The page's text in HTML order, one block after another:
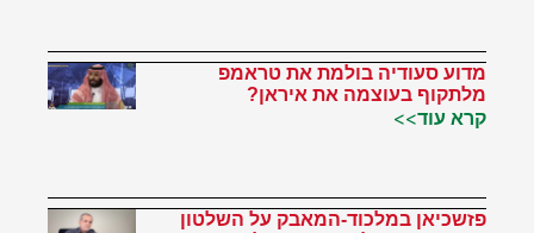
מדוע סעודיה בולמת את טראמפ
מלתקוף בעוצמה את איראן?
קרא עוד>>
פזשכיאן במלכוד-המאבק על השלטון